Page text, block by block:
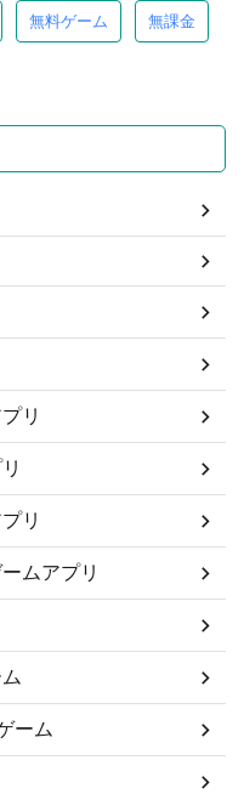
無料ゲーム 無課金
リ
リ
ムアプリ
ーム